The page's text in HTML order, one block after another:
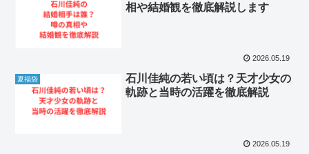
相や結婚観を徹底解説します
2026.05.19
夏福袋
石川佳純の若い頃は？天才少女の
軌跡と当時の活躍を徹底解説
2026.05.19